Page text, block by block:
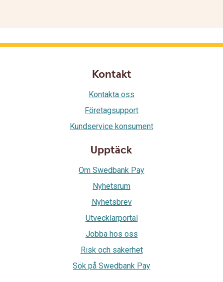
Kontakt
Kontakta oss
Företagsupport
Kundservice konsument
Upptäck
Om Swedbank Pay
Nyhetsrum
Nyhetsbrev
Utvecklarportal
Jobba hos oss
Risk och säkerhet
Sök på Swedbank Pay